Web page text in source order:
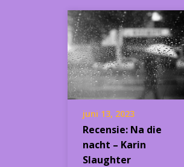
juni 13, 2023
Recensie: Na die
nacht – Karin
Slaughter